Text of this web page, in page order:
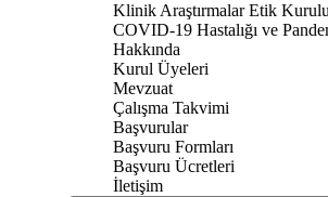
Klinik Araştırmalar Etik
COVID-19 Hastalığı ve
Hakkında
Kurul Üyeleri
Mevzuat
Çalışma Takvimi
Başvurular
Başvuru Formları
Başvuru Ücretleri
İletişim